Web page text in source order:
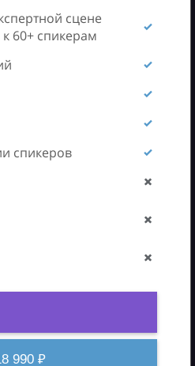
сцене
60+ спикерам
спикеров
990 ₽